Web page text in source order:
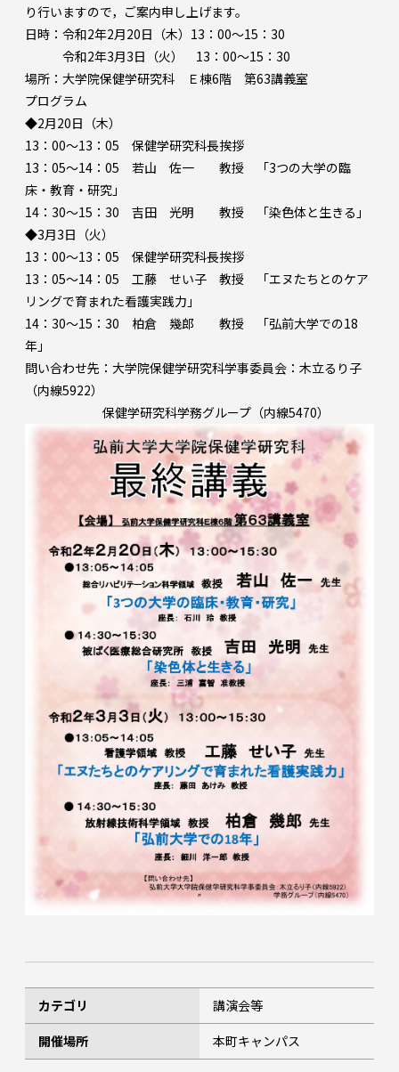
り行いますので，ご案内申し上げます。
日時：令和2年2月20日（木）13：00～15：30
令和2年3月3日（火） 13：00～15：30
場所：大学院保健学研究科 Ｅ棟6階 第63講義室
プログラム
◆2月20日（木）
13：00～13：05 保健学研究科長挨拶
13：05～14：05 若山 佐一 教授 「3つの大学の臨
床・教育・研究」
14：30～15：30 吉田 光明 教授 「染色体と生きる」
◆3月3日（火）
13：00～13：05 保健学研究科長挨拶
13：05～14：05 工藤 せい子 教授 「エヌたちとのケア
リングで育まれた看護実践力」
14：30～15：30 柏倉 幾郎 教授 「弘前大学での18
年」
問い合わせ先：大学院保健学研究科学事委員会：木立るり子
（内線5922）
保健学研究科学務グループ（内線5470）
カテゴリ
講演会等
開催場所
本町キャンパス